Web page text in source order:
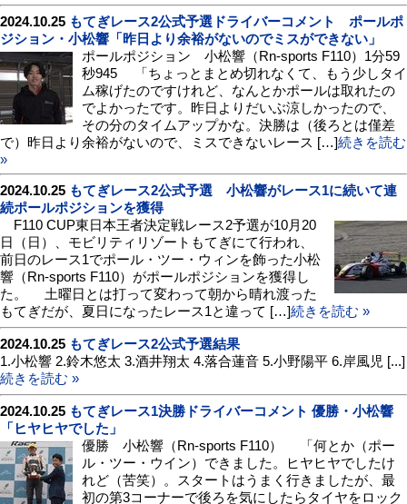
2024.10.25 もてぎレース2公式予選ドライバーコメント ポールポ
ジション・小松響「昨日より余裕がないのでミスができない」
ポールポジション 小松響（Rn-sports F110）1分59
秒945 「ちょっとまとめ切れなくて、もう少しタイ
ム稼げたのですけれど、なんとかポールは取れたの
でよかったです。昨日よりだいぶ涼しかったので、
その分のタイムアップかな。決勝は（後ろとは僅差
で）昨日より余裕がないので、ミスできないレース […]続きを読む
»
2024.10.25 もてぎレース2公式予選 小松響がレース1に続いて連
続ポールポジションを獲得
F110 CUP東日本王者決定戦レース2予選が10月20
日（日）、モビリティリゾートもてぎにて行われ、
前日のレース1でポール・ツー・ウィンを飾った小松
響（Rn-sports F110）がポールポジションを獲得し
た。 土曜日とは打って変わって朝から晴れ渡った
もてぎだが、夏日になったレース1と違って […]続きを読む »
2024.10.25 もてぎレース2公式予選結果
1.小松響 2.鈴木悠太 3.酒井翔太 4.落合蓮音 5.小野陽平 6.岸風児 [...]
続きを読む »
2024.10.25 もてぎレース1決勝ドライバーコメント 優勝・小松響
「ヒヤヒヤでした」
優勝 小松響（Rn-sports F110） 「何とか（ポー
ル・ツー・ウイン）できました。ヒヤヒヤでしたけ
れど（苦笑）。スタートはうまく行きましたが、最
初の第3コーナーで後ろを気にしたらタイヤをロック